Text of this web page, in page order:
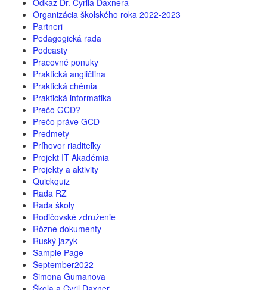
Organizácia školského roka 2022-2023
Partneri
Pedagogická rada
Podcasty
Pracovné ponuky
Praktická angličtina
Praktická chémia
Praktická informatika
Prečo GCD?
Prečo práve GCD
Predmety
Príhovor riaditeľky
Projekt IT Akadémia
Projekty a aktivity
Quickquiz
Rada RZ
Rada školy
Rodičovské združenie
Rôzne dokumenty
Ruský jazyk
Sample Page
September2022
Simona Gumanova